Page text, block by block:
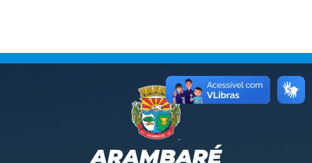
ARAMBARÉ